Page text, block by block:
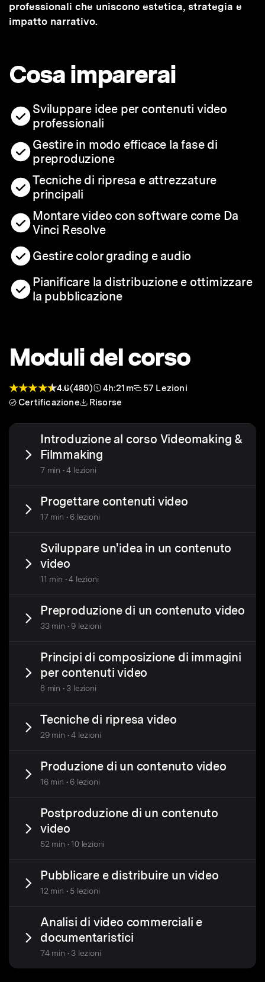
professionali che uniscono estetica, strategia e
impatto narrativo.
Cosa imparerai
Sviluppare idee per contenuti video
professionali
Gestire in modo efficace la fase di
preproduzione
Tecniche di ripresa e attrezzature
principali
Montare video con software come Da
Vinci Resolve
Gestire color grading e audio
Pianificare la distribuzione e ottimizzare
la pubblicazione
Moduli del corso
4.6(480) 4h:21m
57 Lezioni
Certificazione
Risorse
Introduzione al corso Videomaking &
Filmmaking
7 min • 4 lezioni
Progettare contenuti video
17 min • 6 lezioni
Sviluppare un'idea in un contenuto
video
11 min • 4 lezioni
Preproduzione di un contenuto video
33 min • 9 lezioni
Principi di composizione di immagini
per contenuti video
8 min • 3 lezioni
Tecniche di ripresa video
29 min • 4 lezioni
Produzione di un contenuto video
16 min • 6 lezioni
Postproduzione di un contenuto
video
52 min • 10 lezioni
Pubblicare e distribuire un video
12 min • 5 lezioni
Analisi di video commerciali e
documentaristici
74 min • 3 lezioni